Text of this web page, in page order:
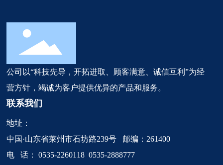
公司以“科技先导，开拓进取、顾客满意、诚信互利”为经
营方针，竭诚为客户提供优异的产品和服务。
联系我们
地址：
中国·山东省莱州市石坊路239号 邮编：261400
电 话：0535-2260118 0535-2888777